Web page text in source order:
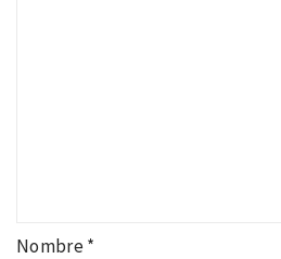
Nombre*